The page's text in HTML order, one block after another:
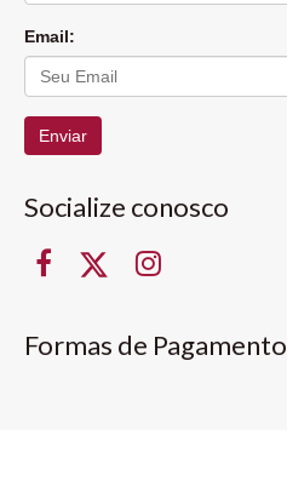
Email:
Enviar
Socialize conosco
Formas de Pagamento